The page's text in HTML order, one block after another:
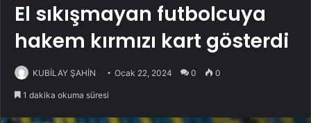
El sıkışmayan futbolcuya
hakem kırmızı kart gösterdi
KUBİLAY ŞAHİN Ocak 22, 2024 0 0
1 dakika okuma süresi